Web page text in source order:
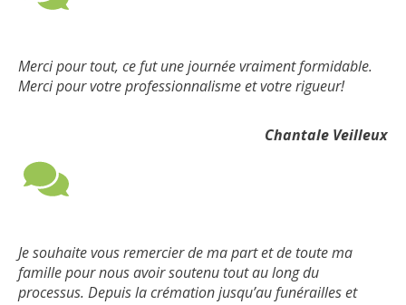
Merci pour tout, ce fut une journée vraiment formidable.
Merci pour votre professionnalisme et votre rigueur!
Chantale Veilleux
Je souhaite vous remercier de ma part et de toute ma
famille pour nous avoir soutenu tout au long du
processus. Depuis la crémation jusqu’au funérailles et